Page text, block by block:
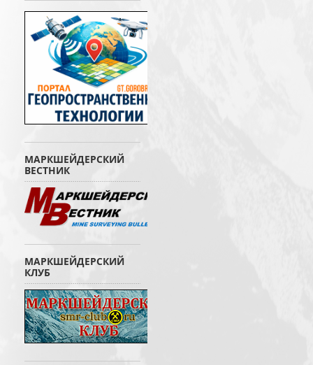
МАРКШЕЙДЕРСКИЙ
ВЕСТНИК
МАРКШЕЙДЕРСКИЙ
КЛУБ